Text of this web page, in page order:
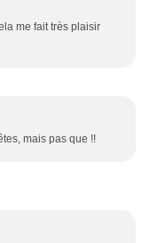
me fait très plaisir
mais pas que !!